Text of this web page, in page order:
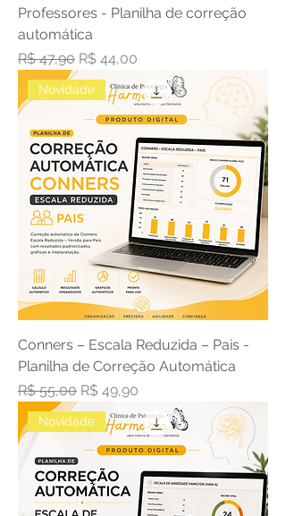
Professores - Planilha de correção
automática
Preço normal
R$ 47,90 Preço promocional
R$ 44,00
Novidade
Conners – Escala Reduzida – Pais -
Planilha de Correção Automática
Preço normal
R$ 55,00 Preço promocional
R$ 49,90
Novidade